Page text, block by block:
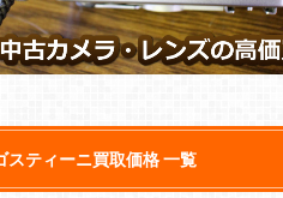
スティーニ買取価格 一覧